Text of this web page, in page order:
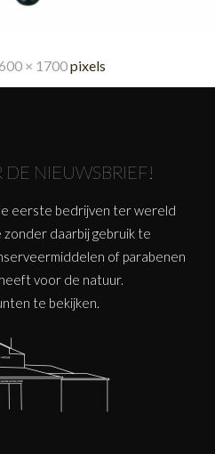
× 1700pixels
NIEUWSBRIEF!
eerste bedrijven ter wereld
daarbij gebruik te
of parabenen
voor de natuur.
te bekijken.